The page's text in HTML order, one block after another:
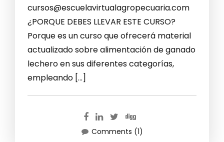
cursos@escuelavirtualagropecuaria.com
¿PORQUE DEBES LLEVAR ESTE CURSO?
Porque es un curso que ofrecerá material
actualizado sobre alimentación de ganado
lechero en sus diferentes categorías,
empleando […]
Comments (1)